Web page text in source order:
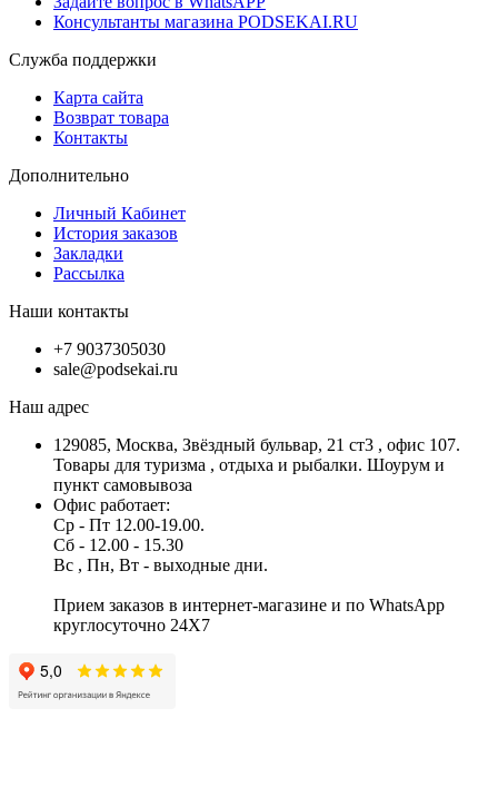
Консультанты магазина PODSEKAI.RU
Служба поддержки
Карта сайта
Возврат товара
Контакты
Дополнительно
Личный Кабинет
История заказов
Закладки
Рассылка
Наши контакты
+7 9037305030
sale@podsekai.ru
Наш адрес
129085, Москва, Звёздный бульвар, 21 ст3 , офис 107.
Товары для туризма , отдыха и рыбалки. Шоурум и
пункт самовывоза
Офис работает:
Ср - Пт 12.00-19.00.
Сб - 12.00 - 15.30
Вс , Пн, Вт - выходные дни.
Прием заказов в интернет-магазине и по WhatsApp
круглосуточно 24X7